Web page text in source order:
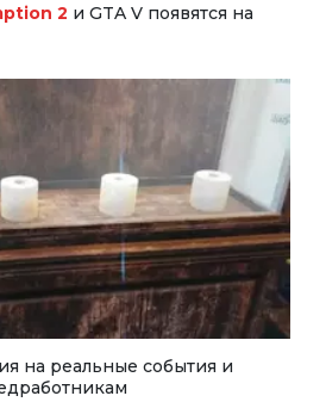
2 и GTA V появятся на
на реальные события и